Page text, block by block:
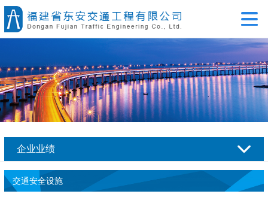
企业业绩
交通安全设施